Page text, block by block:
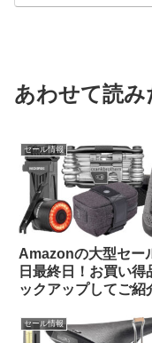
あわせて読
セール情報
Amazonの大型セー
日最終日！お買い得
ックアップしてご紹
セール情報